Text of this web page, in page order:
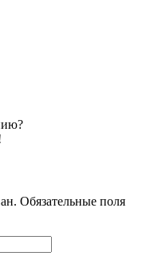
Обязательные поля